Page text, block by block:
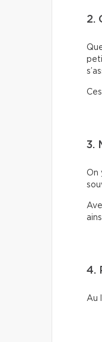
2.
3.
On
4.
Au